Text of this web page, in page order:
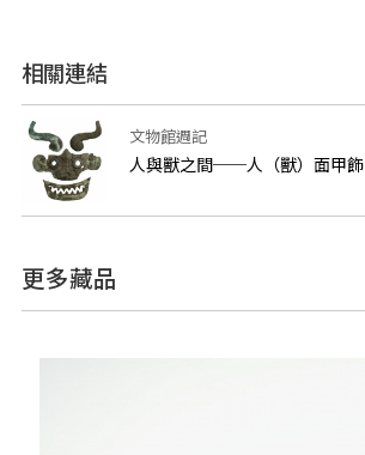
相關連結
文物館週記
人與獸之間──人（獸）面甲飾
更多藏品